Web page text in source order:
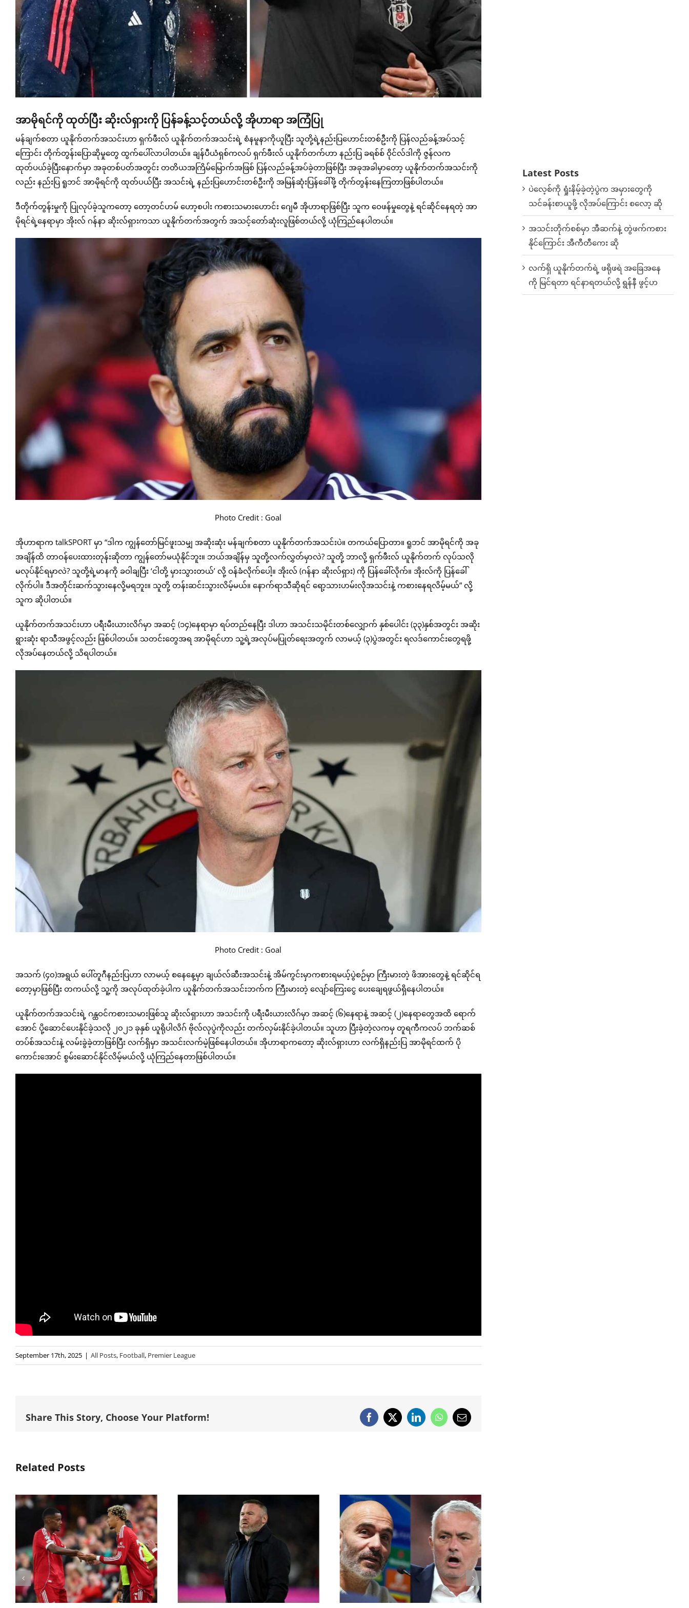
အာမိုရင်ကို ထုတ်ပြီး ဆိုးလ်ရှားကို ပြန်ခန့်သင့်တယ်လို့ အိုဟာရာ အကြံပြု
မန်ချက်စတာ ယူနိုက်တက်အသင်းဟာ ရှက်ဖီးလ် ယူနိုက်တက်အသင်းရဲ့ စံနမူနာကိုယူပြီး သူတို့ရဲ့နည်းပြဟောင်းတစ်ဦးကို ပြန်လည်ခန့်အပ်သင့်
ကြောင်း တိုက်တွန်းပြောဆိုမှုတွေ ထွက်ပေါ်လာပါတယ်။ ချန်ပီယံရှစ်ကလပ် ရှက်ဖီးလ် ယူနိုက်တက်ဟာ နည်းပြ ခရစ်စ် ဝိုင်လ်ဒါကို ဇွန်လက
ထုတ်ပယ်ခဲ့ပြီးနောက်မှာ အခုတစ်ပတ်အတွင်း တတိယအကြိမ်မြောက်အဖြစ် ပြန်လည်ခန့်အပ်ခဲ့တာဖြစ်ပြီး အခုအခါမှာတော့ ယူနိုက်တက်အသင်းကို
လည်း နည်းပြ ရူဘင် အာမိုရင်ကို ထုတ်ပယ်ပြီး အသင်းရဲ့ နည်းပြဟောင်းတစ်ဦးကို အမြန်ဆုံးပြန်ခေါ်ဖို့ တိုက်တွန်းနေကြတာဖြစ်ပါတယ်။
ဒီတိုက်တွန်းမှုကို ပြုလုပ်ခဲ့သူကတော့ တော့တင်ဟမ် ဟော့စပါး ကစားသမားဟောင်း ဂျေမီ အိုဟာရာဖြစ်ပြီး သူက ဝေဖန်မှုတွေနဲ့ ရင်ဆိုင်နေရတဲ့ အာ
မိုရင်ရဲ့နေရာမှာ အိုးလ် ဂန်နာ ဆိုးလ်ရှားကသာ ယူနိုက်တက်အတွက် အသင့်တော်ဆုံးလူဖြစ်တယ်လို့ ယုံကြည်နေပါတယ်။
Photo Credit : Goal
အိုဟာရာက talkSPORT မှာ “ဒါက ကျွန်တော်မြင်ဖူးသမျှ အဆိုးဆုံး မန်ချက်စတာ ယူနိုက်တက်အသင်းပဲ။ တကယ်ပြောတာ။ ရူဘင် အာမိုရင်ကို အခု
အချိန်ထိ တာဝန်ပေးထားတုန်းဆိုတာ ကျွန်တော်မယုံနိုင်ဘူး။ ဘယ်အချိန်မှ သူတို့လက်လွှတ်မှာလဲ? သူတို့ ဘာလို့ ရှက်ဖီးလ် ယူနိုက်တက် လုပ်သလို
မလုပ်နိုင်ရမှာလဲ? သူတို့ရဲ့မာနကို ခဝါချပြီး ‘ငါတို့ မှားသွားတယ်’ လို့ ဝန်ခံလိုက်ပေါ့။ အိုးလ် (ဂန်နာ ဆိုးလ်ရှား) ကို ပြန်ခေါ်လိုက်။ အိုးလ်ကို ပြန်ခေါ်
လိုက်ပါ။ ဒီအတိုင်းဆက်သွားနေလို့မရဘူး။ သူတို့ တန်းဆင်းသွားလိမ့်မယ်။ နောက်ရာသီဆိုရင် ရော့သားဟမ်းလိုအသင်းနဲ့ ကစားနေရလိမ့်မယ်” လို့
သူက ဆိုပါတယ်။
ယူနိုက်တက်အသင်းဟာ ပရီးမီးယားလိဂ်မှာ အဆင့် (၁၄)နေရာမှာ ရပ်တည်နေပြီး ဒါဟာ အသင်းသမိုင်းတစ်လျှောက် နှစ်ပေါင်း (၃၃)နှစ်အတွင်း အဆိုး
ရွားဆုံး ရာသီအဖွင့်လည်း ဖြစ်ပါတယ်။ သတင်းတွေအရ အာမိုရင်ဟာ သူ့ရဲ့အလုပ်မပြုတ်ရေးအတွက် လာမယ့် (၃)ပွဲအတွင်း ရလဒ်ကောင်းတွေရဖို့
လိုအပ်နေတယ်လို့ သိရပါတယ်။
Photo Credit : Goal
အသက် (၄၀)အရွယ် ပေါ်တူဂီနည်းပြဟာ လာမယ့် စနေနေ့မှာ ချယ်လ်ဆီးအသင်းနဲ့ အိမ်ကွင်းမှာကစားရမယ့်ပွဲစဉ်မှာ ကြီးမားတဲ့ ဖိအားတွေနဲ့ ရင်ဆိုင်ရ
တော့မှာဖြစ်ပြီး တကယ်လို့ သူ့ကို အလုပ်ထုတ်ခဲ့ပါက ယူနိုက်တက်အသင်းဘက်က ကြီးမားတဲ့ လျော်ကြေးငွေ ပေးချေရဖွယ်ရှိနေပါတယ်။
ယူနိုက်တက်အသင်းရဲ့ ဂန္ထဝင်ကစားသမားဖြစ်သူ ဆိုးလ်ရှားဟာ အသင်းကို ပရီးမီးယားလိဂ်မှာ အဆင့် (၆)နေရာနဲ့ အဆင့် (၂)နေရာတွေအထိ ရောက်
အောင် ပို့ဆောင်ပေးနိုင်ခဲ့သလို ၂၀၂၁ ခုနှစ် ယူရိုပါလိဂ် ဗိုလ်လုပွဲကိုလည်း တက်လှမ်းနိုင်ခဲ့ပါတယ်။ သူဟာ ပြီးခဲ့တဲ့လကမှ တူရကီကလပ် ဘက်ဆစ်
တပ်စ်အသင်းနဲ့ လမ်းခွဲခဲ့တာဖြစ်ပြီး လက်ရှိမှာ အသင်းလက်မဲ့ဖြစ်နေပါတယ်။ အိုဟာရာကတော့ ဆိုးလ်ရှားဟာ လက်ရှိနည်းပြ အာမိုရင်ထက် ပို
ကောင်းအောင် စွမ်းဆောင်နိုင်လိမ့်မယ်လို့ ယုံကြည်နေတာဖြစ်ပါတယ်။
September 17th, 2025 | All Posts, Football, Premier League
Share This Story, Choose Your Platform! Facebook
X LinkedInWhatsApp
Email
Related Posts
Latest Posts
ပဲလေ့စ်ကို ရှုံးနိမ့်ခဲ့တဲ့ပွဲက အမှားတွေကို
သင်ခန်းစာယူဖို့ လိုအပ်ကြောင်း စလော့ ဆို
အသင်းတိုက်စစ်မှာ အီဆက်နဲ့ တွဲဖက်ကစား
နိုင်ကြောင်း အီကီတီကေး ဆို
လက်ရှိ ယူနိုက်တက်ရဲ့ ဖရိုဖရဲ အခြေအနေ
ကို မြင်ရတာ ရင်နာရတယ်လို့ ရွန်နီ ဖွင့်ဟ